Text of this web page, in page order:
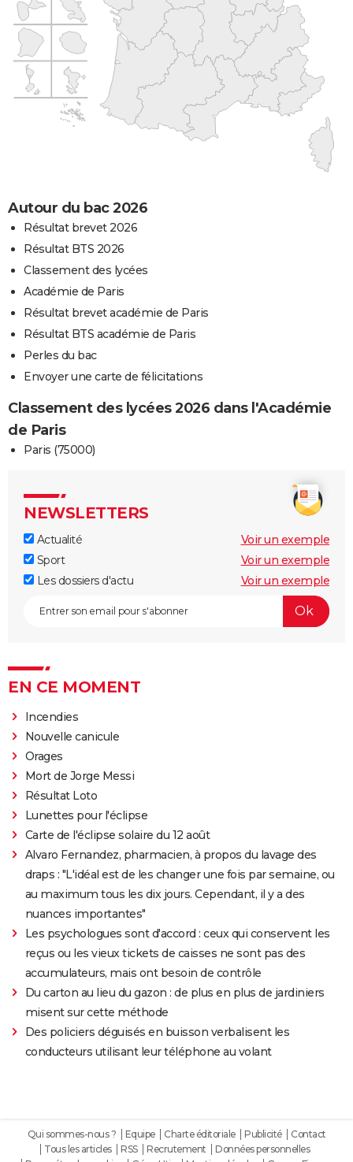
Autour du bac 2026
Résultat brevet 2026
Résultat BTS 2026
Classement des lycées
Académie de Paris
Résultat brevet académie de Paris
Résultat BTS académie de Paris
Perles du bac
Envoyer une carte de félicitations
Classement des lycées 2026 dans l'Académie
de Paris
Paris (75000)
NEWSLETTERS
Actualité
Voir un exemple
Sport
Voir un exemple
Les dossiers d'actu
Voir un exemple
EN CE MOMENT
Incendies
Nouvelle canicule
Orages
Mort de Jorge Messi
Résultat Loto
Lunettes pour l'éclipse
Carte de l'éclipse solaire du 12 août
Alvaro Fernandez, pharmacien, à propos du lavage des
draps : "L'idéal est de les changer une fois par semaine, ou
au maximum tous les dix jours. Cependant, il y a des
nuances importantes"
Les psychologues sont d'accord : ceux qui conservent les
reçus ou les vieux tickets de caisses ne sont pas des
accumulateurs, mais ont besoin de contrôle
Du carton au lieu du gazon : de plus en plus de jardiniers
misent sur cette méthode
Des policiers déguisés en buisson verbalisent les
conducteurs utilisant leur téléphone au volant
Qui sommes-nous ? Equipe Charte éditoriale Publicité
Contact
Tous les articles
RSS Recrutement
Données personnelles